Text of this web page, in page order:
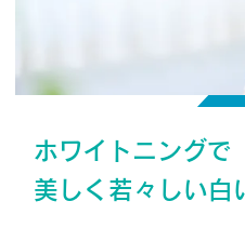
ホワイトニングで
美しく若々しい白